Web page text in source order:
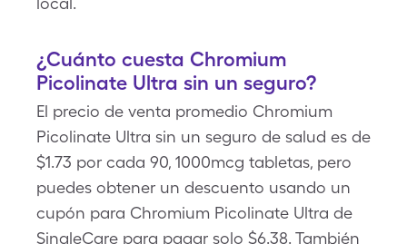
¿Cuánto cuesta Chromium
Picolinate Ultra sin un seguro?
El precio de venta promedio Chromium
Picolinate Ultra sin un seguro de salud es de
$1.73 por cada 90, 1000mcg tabletas, pero
puedes obtener un descuento usando un
cupón para Chromium Picolinate Ultra de
SingleCare para pagar solo $6.38. También